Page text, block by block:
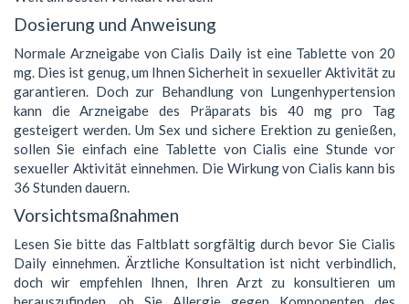
Dosierung und Anweisung
Normale Arzneigabe von Cialis Daily ist eine Tablette von 20
mg. Dies ist genug, um Ihnen Sicherheit in sexueller Aktivität zu
garantieren. Doch zur Behandlung von Lungenhypertension
kann die Arzneigabe des Präparats bis 40 mg pro Tag
gesteigert werden. Um Sex und sichere Erektion zu genießen,
sollen Sie einfach eine Tablette von Cialis eine Stunde vor
sexueller Aktivität einnehmen. Die Wirkung von Cialis kann bis
36 Stunden dauern.
Vorsichtsmaßnahmen
Lesen Sie bitte das Faltblatt sorgfältig durch bevor Sie Cialis
Daily einnehmen. Ärztliche Konsultation ist nicht verbindlich,
doch wir empfehlen Ihnen, Ihren Arzt zu konsultieren um